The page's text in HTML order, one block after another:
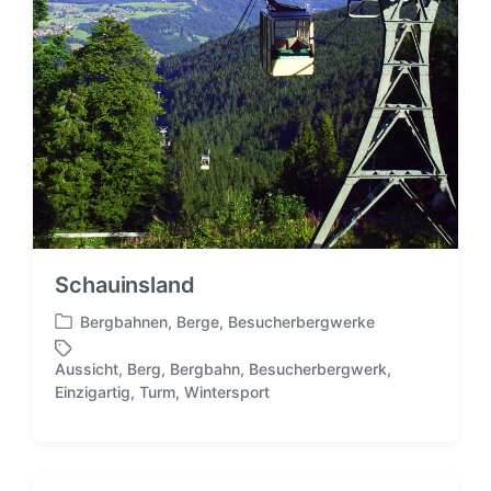
n
Schauinsland
V
e
r
ö
Bergbahnen, Berge, Besucherbergwerke
S
Aussicht, Berg, Bergbahn, Besucherbergwerk,
Einzigartig, Turm, Wintersport